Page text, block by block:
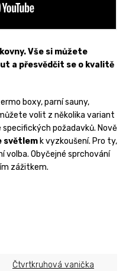
Vše si můžete
a přesvědčit se o kvalitě
boxy, parní sauny,
volit z několika variant
požadavků. Nově
světlem k vyzkoušení. Pro ty,
volba. Obyčejné sprchování
zážitkem.
Čtvrtkruhová vanička